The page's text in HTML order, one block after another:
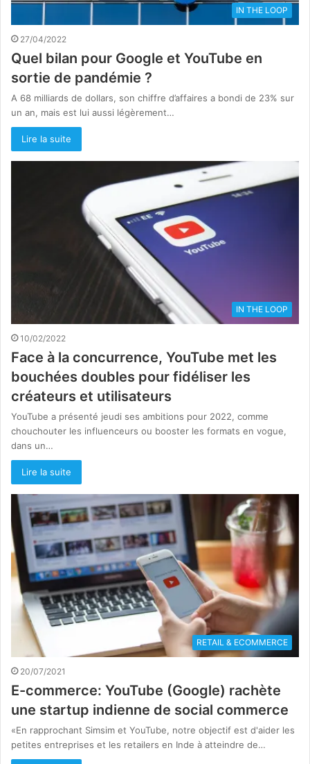
IN THE LOOP
27/04/2022
Quel bilan pour Google et YouTube en
sortie de pandémie ?
A 68 milliards de dollars, son chiffre d’affaires a bondi de 23% sur
un an, mais est lui aussi légèrement…
Lire la suite
IN THE LOOP
10/02/2022
Face à la concurrence, YouTube met les
bouchées doubles pour fidéliser les
créateurs et utilisateurs
YouTube a présenté jeudi ses ambitions pour 2022, comme
chouchouter les influenceurs ou booster les formats en vogue,
dans un…
Lire la suite
RETAIL & ECOMMERCE
20/07/2021
E-commerce: YouTube (Google) rachète
une startup indienne de social commerce
«En rapprochant Simsim et YouTube, notre objectif est d'aider les
petites entreprises et les retailers en Inde à atteindre de…